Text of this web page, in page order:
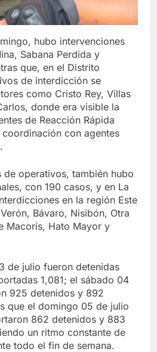
hubo intervenciones
Sabana Perdida y
que, en el Distrito
de interdicción se
como Cristo Rey, Villas
donde era visible la
de Reacción Rápida
coordinación con agentes
de operativos, también hubo
con 190 casos, y en La
en la región Este
Bávaro, Nisibón, Otra
Macorís, Hato Mayor y
de julio fueron detenidas
1,081; el sábado 04
925 detenidos y 892
que el domingo 05 de julio
862 detenidos y 883
un ritmo constante de
todo el fin de semana.